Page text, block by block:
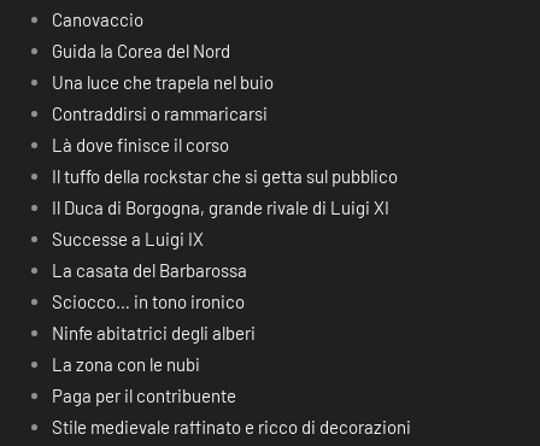
Canovaccio
Guida la Corea del Nord
Una luce che trapela nel buio
Contraddirsi o rammaricarsi
Là dove finisce il corso
Il tuffo della rockstar che si getta sul pubblico
Il Duca di Borgogna, grande rivale di Luigi XI
Successe a Luigi IX
La casata del Barbarossa
Sciocco… in tono ironico
Ninfe abitatrici degli alberi
La zona con le nubi
Paga per il contribuente
Stile medievale raffinato e ricco di decorazioni